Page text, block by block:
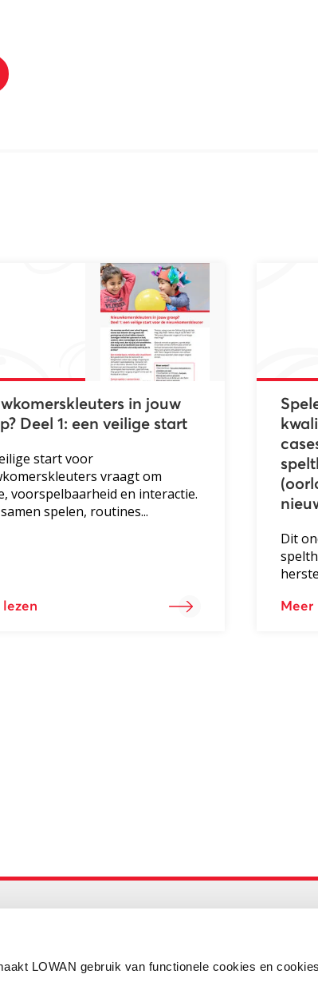
LOWAN gebruik van functionele cookies en cookies
in jouw
Deel 1: een veilige start
start voor
vraagt om
voorspelbaarheid en interactie.
spelen, routines...
lezen
Dit
Meer